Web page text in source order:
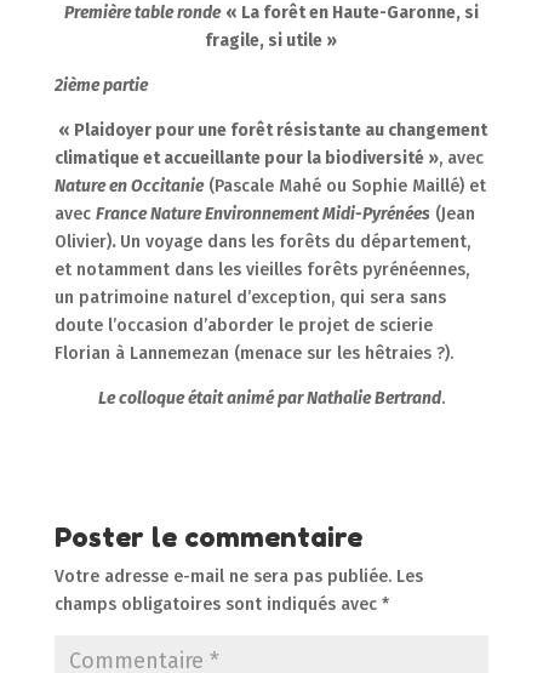
Première table ronde « La forêt en Haute-Garonne, si
fragile, si utile »
2ième partie
« Plaidoyer pour une forêt résistante au changement
climatique et accueillante pour la biodiversité », avec
Nature en Occitanie(Pascale Mahé ou Sophie Maillé) et
avec France Nature Environnement Midi-Pyrénées(Jean
Olivier). Un voyage dans les forêts du département,
et notamment dans les vieilles forêts pyrénéennes,
un patrimoine naturel d’exception, qui sera sans
doute l’occasion d’aborder le projet de scierie
Florian à Lannemezan (menace sur les hêtraies ?).
Le colloque était animé par Nathalie Bertrand.
Poster le commentaire
Votre adresse e-mail ne sera pas publiée. Les
champs obligatoires sont indiqués avec *